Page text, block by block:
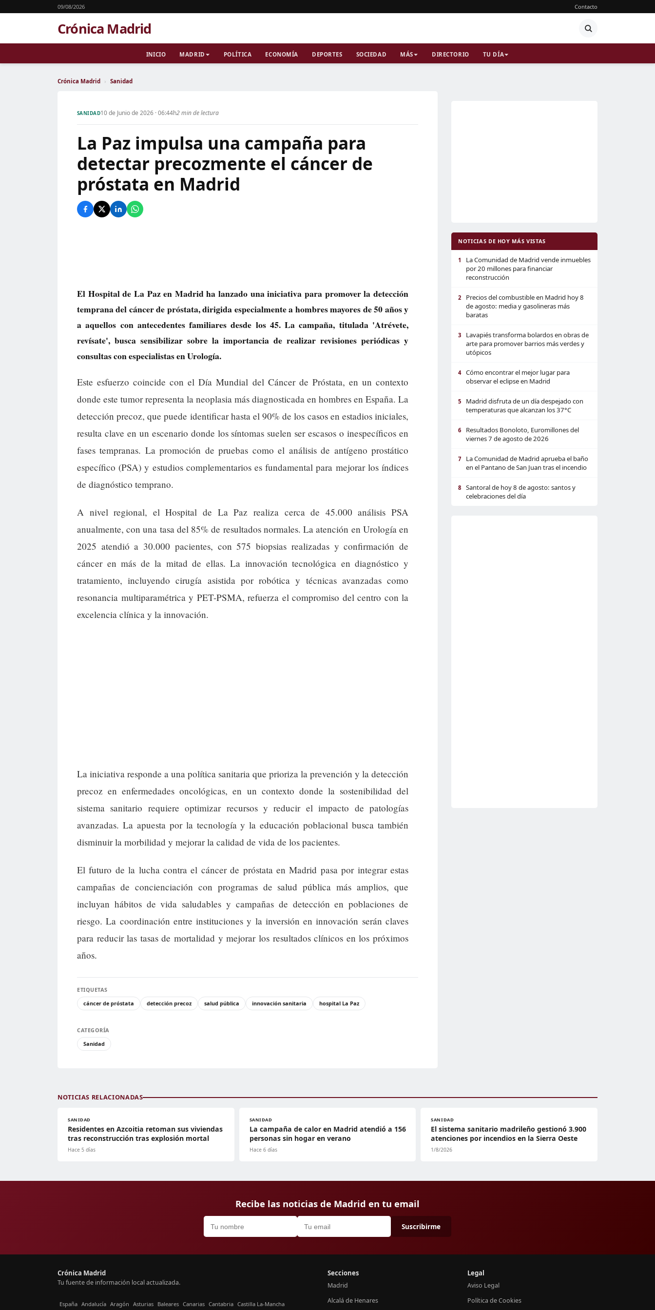
09/08/2026 Contacto
Crónica Madrid
INICIO MADRID POLÍTICA ECONOMÍA DEPORTES SOCIEDAD MÁS DIRECTORIO TU DÍA
Crónica Madrid › Sanidad
SANIDAD10 de Junio de 2026 · 06:44h2 min de lectura
La Paz impulsa una campaña para
detectar precozmente el cáncer de
próstata en Madrid
El Hospital de La Paz en Madrid ha lanzado una iniciativa para promover la detección
temprana del cáncer de próstata, dirigida especialmente a hombres mayores de 50 años y
a aquellos con antecedentes familiares desde los 45. La campaña, titulada 'Atrévete,
revísate', busca sensibilizar sobre la importancia de realizar revisiones periódicas y
consultas con especialistas en Urología.
Este esfuerzo coincide con el Día Mundial del Cáncer de Próstata, en un contexto
donde este tumor representa la neoplasia más diagnosticada en hombres en España. La
detección precoz, que puede identificar hasta el 90% de los casos en estadios iniciales,
resulta clave en un escenario donde los síntomas suelen ser escasos o inespecíficos en
fases tempranas. La promoción de pruebas como el análisis de antígeno prostático
específico (PSA) y estudios complementarios es fundamental para mejorar los índices
de diagnóstico temprano.
A nivel regional, el Hospital de La Paz realiza cerca de 45.000 análisis PSA
anualmente, con una tasa del 85% de resultados normales. La atención en Urología en
2025 atendió a 30.000 pacientes, con 575 biopsias realizadas y confirmación de
cáncer en más de la mitad de ellas. La innovación tecnológica en diagnóstico y
tratamiento, incluyendo cirugía asistida por robótica y técnicas avanzadas como
resonancia multiparamétrica y PET-PSMA, refuerza el compromiso del centro con la
excelencia clínica y la innovación.
La iniciativa responde a una política sanitaria que prioriza la prevención y la detección
precoz en enfermedades oncológicas, en un contexto donde la sostenibilidad del
sistema sanitario requiere optimizar recursos y reducir el impacto de patologías
avanzadas. La apuesta por la tecnología y la educación poblacional busca también
disminuir la morbilidad y mejorar la calidad de vida de los pacientes.
El futuro de la lucha contra el cáncer de próstata en Madrid pasa por integrar estas
campañas de concienciación con programas de salud pública más amplios, que
incluyan hábitos de vida saludables y campañas de detección en poblaciones de
riesgo. La coordinación entre instituciones y la inversión en innovación serán claves
para reducir las tasas de mortalidad y mejorar los resultados clínicos en los próximos
años.
ETIQUETAS
cáncer de próstata
detección precoz salud pública innovación sanitaria hospital La Paz
CATEGORÍA
Sanidad
NOTICIAS DE HOY MÁS VISTAS
1
La Comunidad de Madrid vende inmuebles
por 20 millones para financiar
reconstrucción
2
Precios del combustible en Madrid hoy 8
de agosto: media y gasolineras más
baratas
3
Lavapiés transforma bolardos en obras de
arte para promover barrios más verdes y
utópicos
4
Cómo encontrar el mejor lugar para
observar el eclipse en Madrid
5
Madrid disfruta de un día despejado con
temperaturas que alcanzan los 37°C
6
Resultados Bonoloto, Euromillones del
viernes 7 de agosto de 2026
7
La Comunidad de Madrid aprueba el baño
en el Pantano de San Juan tras el incendio
8
Santoral de hoy 8 de agosto: santos y
celebraciones del día
NOTICIAS RELACIONADAS
SANIDAD
Residentes en Azcoitia retoman sus viviendas
tras reconstrucción tras explosión mortal
Hace 5 días
SANIDAD
La campaña de calor en Madrid atendió a 156
personas sin hogar en verano
Hace 6 días
SANIDAD
El sistema sanitario madrileño gestionó 3.900
atenciones por incendios en la Sierra Oeste
1/8/2026
Recibe las noticias de Madrid en tu email
Suscribirme
Crónica Madrid
Tu fuente de información local actualizada.
España Andalucía Aragón Asturias Baleares Canarias Cantabria Castilla La-Mancha
Secciones
Madrid
Alcalá de Henares
Legal
Aviso Legal
Política de Cookies